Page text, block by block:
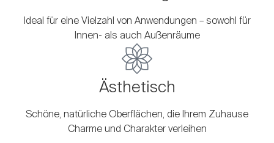
Ideal für eine Vielzahl von Anwendungen – sowohl für
Innen- als auch Außenräume
Ästhetisch
Schöne, natürliche Oberflächen, die Ihrem Zuhause
Charme und Charakter verleihen